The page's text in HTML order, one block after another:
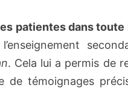
patientes dans toute
. Cela lui a permis de
de témoignages